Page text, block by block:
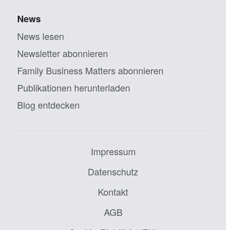
News
News lesen
Newsletter abonnieren
Family Business Matters abonnieren
Publikationen herunterladen
Blog entdecken
Impressum
Datenschutz
Kontakt
AGB